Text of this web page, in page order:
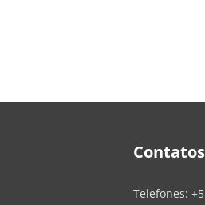
Contatos
Telefones: